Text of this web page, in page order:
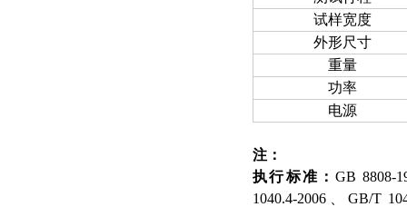
试样宽度
外形尺寸
重量
功率
电源
注：
执行标准：GB 8808-
1040.4-2006、GB/T